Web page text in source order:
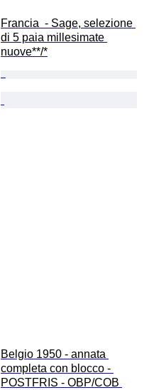
Francia  - Sage, selezione
di 5 paia millesimate
nuove**/*
Belgio 1950 - annata
completa con blocco -
POSTFRIS - OBP/COB